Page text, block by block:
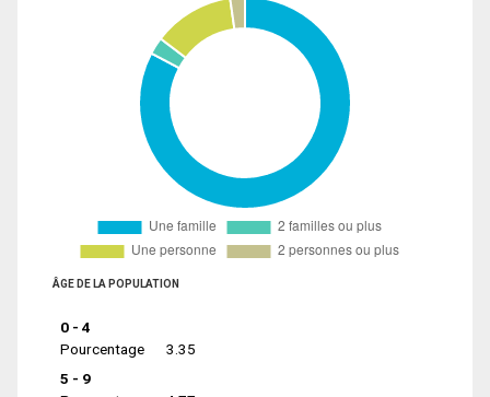
ÂGE DE LA POPULATION
0 - 4
Pourcentage
3.35
5 - 9